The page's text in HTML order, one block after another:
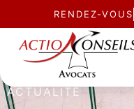
RENDEZ-VOUS
ACTUALITÉ